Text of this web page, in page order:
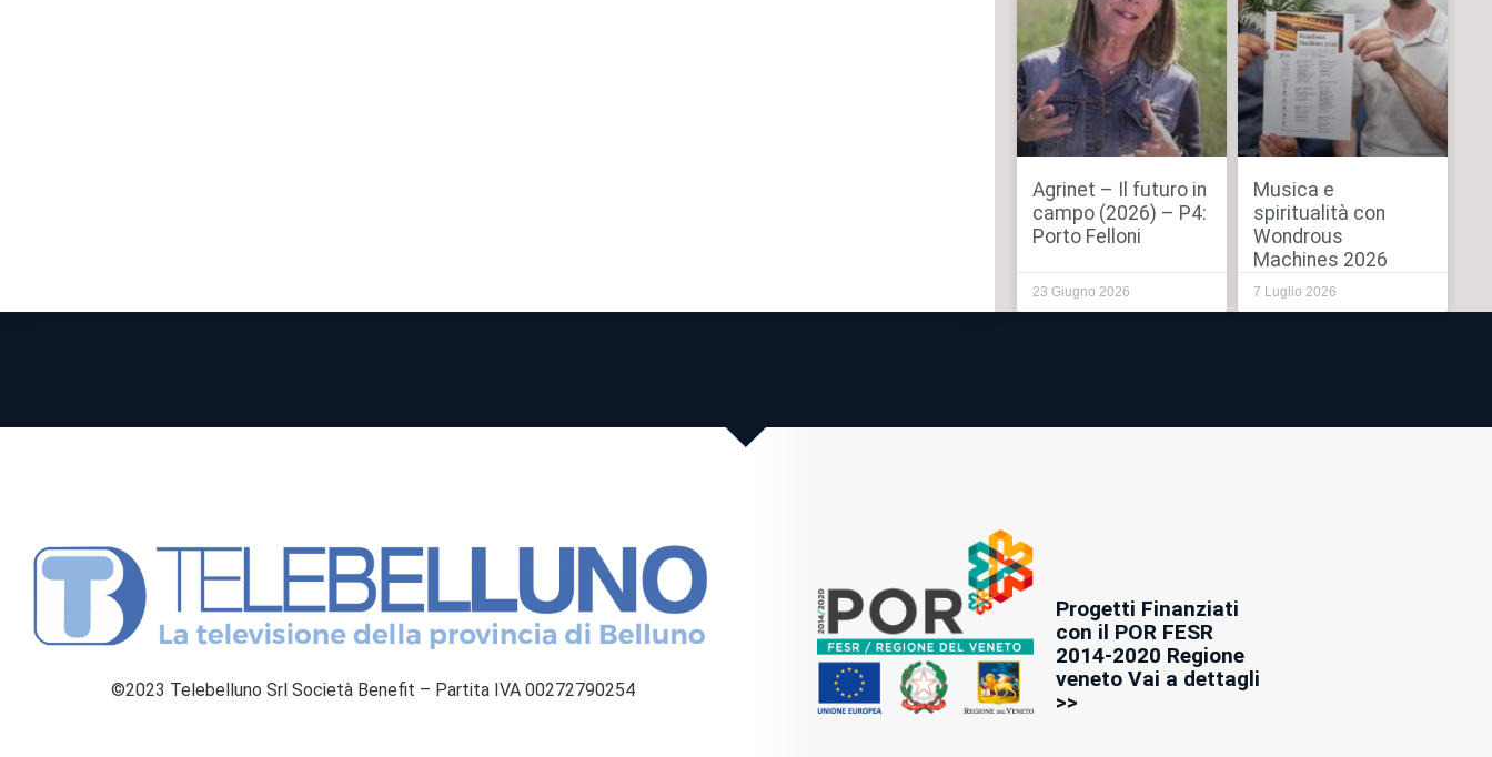
Agrinet – Il futuro in
campo (2026) – P4:
Porto Felloni
23 Giugno 2026
Musica e
spiritualità con
Wondrous
Machines 2026
7 Luglio 2026
©2023 Telebelluno Srl Società Benefit – Partita IVA 00272790254
Progetti Finanziati
con il POR FESR
2014-2020 Regione
veneto Vai a dettagli
>>